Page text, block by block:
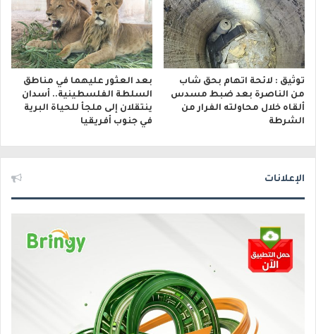
توثيق : لائحة اتهام بحق شاب
من الناصرة بعد ضبط مسدس
ألقاه خلال محاولته الفرار من
الشرطة
بعد العثور عليهما في مناطق
السلطة الفلسطينية.. أسدان
ينتقلان إلى ملجأ للحياة البرية
في جنوب أفريقيا
الإعلانات